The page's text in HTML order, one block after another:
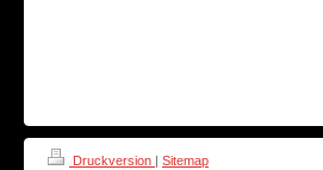
Druckversion | Sitemap